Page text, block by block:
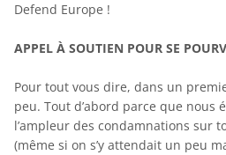
Defend Europe !
APPEL À SOUTIEN POUR SE
Pour tout vous dire, dans un
peu. Tout d’abord parce que nous
l’ampleur des condamnations sur
(même si on s’y attendait un peu